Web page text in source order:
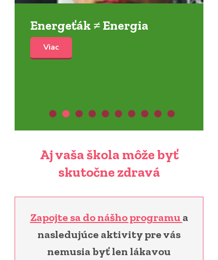
Energeťák ≠ Energia
Viac
Aj vaša škola môže byť
skutočne zdravá
Zapojte sa do nášho programu a
nasledujúce aktivity pre vás
nemusia byť len lákavou